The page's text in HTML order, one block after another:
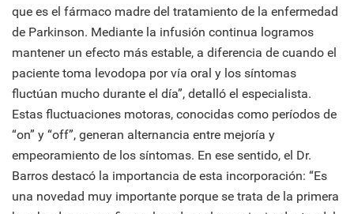
que es el fármaco madre del tratamiento de la enfermedad
de Parkinson. Mediante la infusión continua logramos
mantener un efecto más estable, a diferencia de cuando el
paciente toma levodopa por vía oral y los síntomas
fluctúan mucho durante el día”, detalló el especialista.
Estas fluctuaciones motoras, conocidas como períodos de
“on” y “off”, generan alternancia entre mejoría y
empeoramiento de los síntomas. En ese sentido, el Dr.
Barros destacó la importancia de esta incorporación: “Es
una novedad muy importante porque se trata de la primera